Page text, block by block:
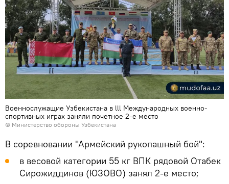
Военнослужащие Узбекистана в lll Международных военно-
спортивных играх заняли почетное 2-е место
© Министерство обороны Узбекистана
В соревновании "Армейский рукопашный бой":
в весовой категории 55 кг ВПК рядовой Отабек
Сирожиддинов (ЮЗОВО) занял 2-е место;